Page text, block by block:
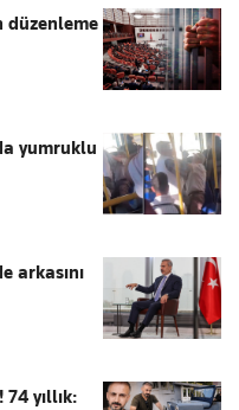
düzenleme
yumruklu
arkasını
yıllık: